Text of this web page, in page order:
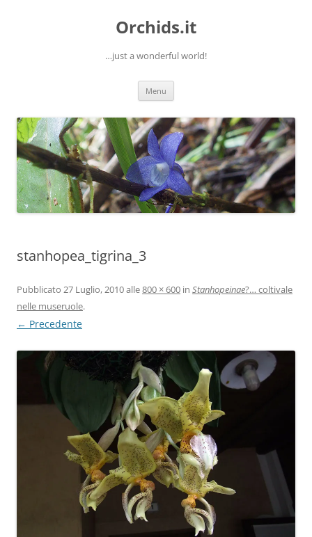
Orchids.it
…just a wonderful world!
Menu
stanhopea_tigrina_3
Pubblicato 27 Luglio, 2010alle800 × 600 in Stanhopeinae?… coltivale
nelle museruole.
← Precedente